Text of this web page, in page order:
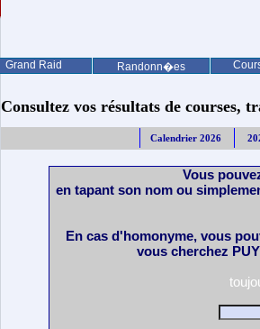
Grand Raid Randonn�es
Consultez vos résultats de courses,
Calendrier 2026
Vous
en tapant son nom ou
En cas d'homonyme, vous
vous cherchez